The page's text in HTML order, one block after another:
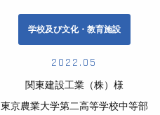
学校及び文化・教育施設
2022.05
関東建設工業（株）様
東京農業大学第二高等学校中等部